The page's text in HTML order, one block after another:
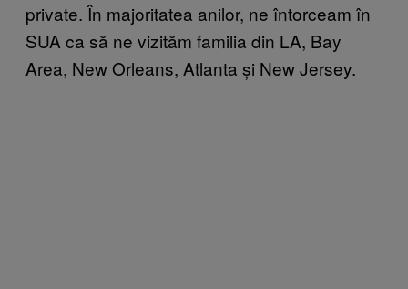
private. În majoritatea anilor, ne întorceam în
SUA ca să ne vizităm familia din LA, Bay
Area, New Orleans, Atlanta și New Jersey.